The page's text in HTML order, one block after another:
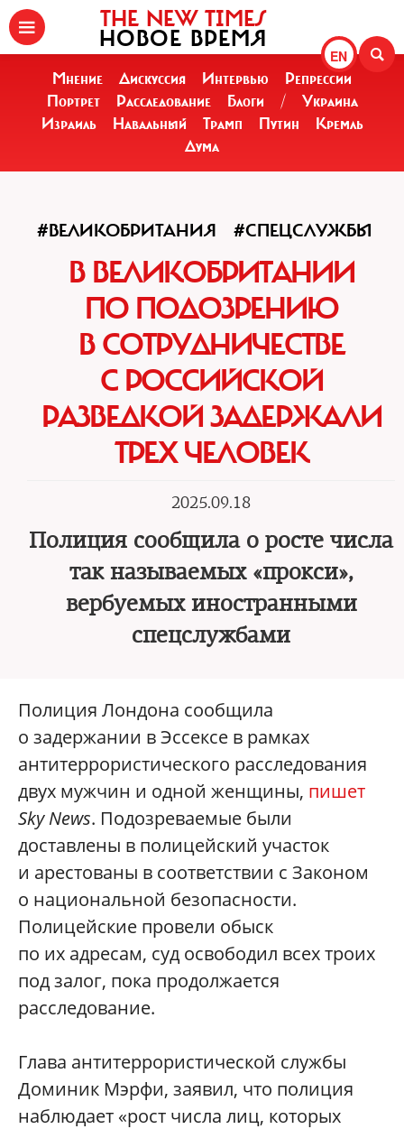
EN
THE NEW TIMES
НОВОЕ ВРЕМЯ
Мнение Дискуссия Интервью
Репрессии
Портрет
Расследование Блоги /
Украина
Израиль
Навальный Трамп Путин
Кремль
Дума
#ВЕЛИКОБРИТАНИЯ #СПЕЦСЛУЖБЫ
В ВЕЛИКОБРИТАНИИ
ПО ПОДОЗРЕНИЮ
В СОТРУДНИЧЕСТВЕ
С РОССИЙСКОЙ
РАЗВЕДКОЙ ЗАДЕРЖАЛИ
ТРЕХ ЧЕЛОВЕК
2025.09.18
Полиция сообщила о росте числа
так называемых «прокси»,
вербуемых иностранными
спецслужбами
Полиция Лондона сообщила
о задержании в Эссексе в рамках
антитеррористического расследования
двух мужчин и одной женщины, пишет
Sky News. Подозреваемые были
доставлены в полицейский участок
и арестованы в соответствии с Законом
о национальной безопасности.
Полицейские провели обыск
по их адресам, суд освободил всех троих
под залог, пока продолжается
расследование.
Глава антитеррористической службы
Доминик Мэрфи, заявил, что полиция
наблюдает «рост числа лиц, которых